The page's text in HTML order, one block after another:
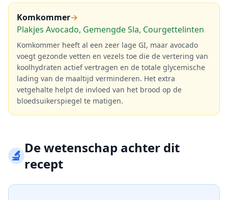
Komkommer→
Plakjes Avocado, Gemengde Sla, Courgettelinten
Komkommer heeft al een zeer lage GI, maar avocado
voegt gezonde vetten en vezels toe die de vertering van
koolhydraten actief vertragen en de totale glycemische
lading van de maaltijd verminderen. Het extra
vetgehalte helpt de invloed van het brood op de
bloedsuikerspiegel te matigen.
🔬De wetenschap achter dit
recept